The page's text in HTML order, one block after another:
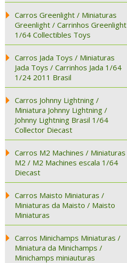
Carros Greenlight / Miniaturas
Greenlight / Carrinhos Greenlight
1/64 Collectibles Toys
Carros Jada Toys / Miniaturas
Jada Toys / Carrinhos Jada 1/64
1/24 2011 Brasil
Carros Johnny Lightning /
Miniatura Johnny Lightning /
Johnny Lightning Brasil 1/64
Collector Diecast
Carros M2 Machines / Miniaturas
M2 / M2 Machines escala 1/64
Diecast
Carros Maisto Miniaturas /
Miniaturas da Maisto / Maisto
Miniaturas
Carros Minichamps Miniaturas /
Miniatura da Minichamps /
Minichamps miniauturas